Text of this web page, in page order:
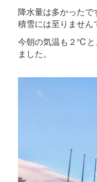
降水量は多かったで
積雪には至りません
今朝の気温も２℃と
ました。